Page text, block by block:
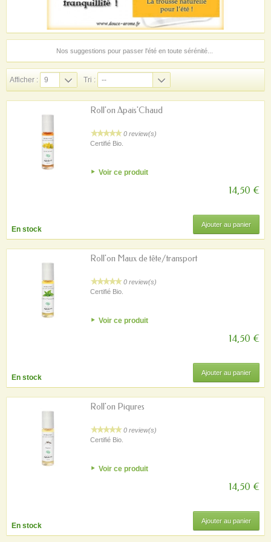
Nos suggestions pour passer l'été en toute sérénité...
Afficher : 9 Tri : --
Roll'on Apais'Chaud
0 review(s)
Certifié Bio.
Voir ce produit
14,50 €
En stock
Ajouter au panier
Roll'on Maux de tête/transport
0 review(s)
Certifié Bio.
Voir ce produit
14,50 €
En stock
Ajouter au panier
Roll'on Piqures
0 review(s)
Certifié Bio.
Voir ce produit
14,50 €
En stock
Ajouter au panier